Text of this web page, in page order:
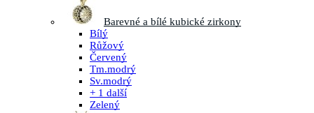
Barevné a bílé kubické zirkony
Bílý
Růžový
Červený
Tm.modrý
Sv.modrý
+ 1 další
Zelený